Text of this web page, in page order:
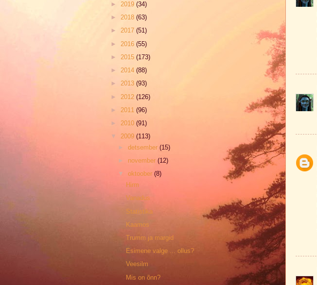
► 2019 (34)
► 2018 (63)
► 2017 (51)
► 2016 (55)
► 2015 (173)
► 2014 (88)
► 2013 (93)
► 2012 (126)
► 2011 (96)
► 2010 (91)
▼ 2009 (113)
►detsember(15)
► november(12)
▼oktoober(8)
Hirm
Vanadus
Statistika
Kaamos
Trumm ja margid
Esimene valge ... ollus?
Veesilm
Mis on õnn?